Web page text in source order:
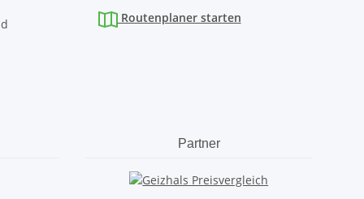
Routenplaner starten
Partner